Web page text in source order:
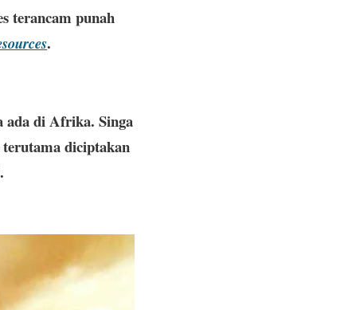
terancam punah
.
ada di Afrika. Singa
diciptakan